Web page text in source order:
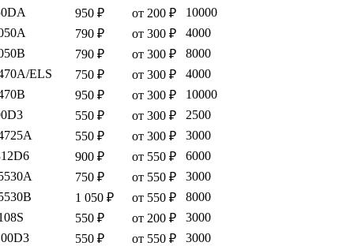
950 ₽ от 200 ₽
10000
790 ₽ от 300 ₽
4000
790 ₽ от 300 ₽
8000
ELS
750 ₽ от 300 ₽
4000
950 ₽ от 300 ₽
10000
550 ₽ от 300 ₽
2500
550 ₽ от 300 ₽
3000
900 ₽ от 550 ₽
6000
750 ₽ от 550 ₽
3000
1 050 ₽ от 550 ₽
8000
550 ₽ от 200 ₽
3000
550 ₽ от 550 ₽
3000